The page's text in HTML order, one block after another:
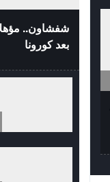
شفشاون..
بعد كورونا